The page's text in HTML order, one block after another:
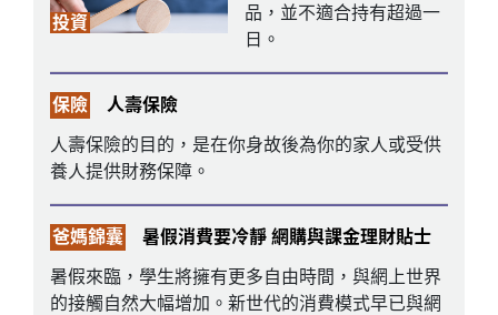
投資
品，並不適合持有超過一
日。
保險
人壽保險
人壽保險的目的，是在你身故後為你的家人或受供
養人提供財務保障。
爸媽錦囊
暑假消費要冷靜 網購與課金理財貼士
暑假來臨，學生將擁有更多自由時間，與網上世界
的接觸自然大幅增加。新世代的消費模式早已與網